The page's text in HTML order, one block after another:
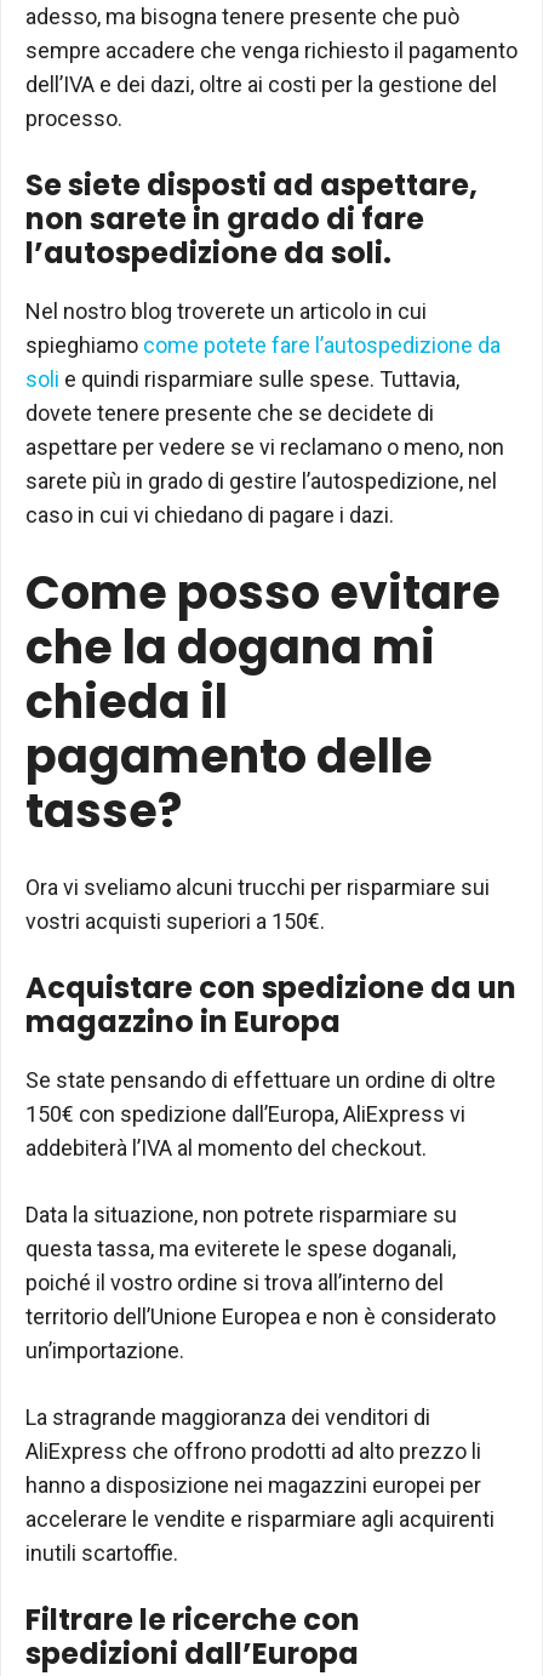
adesso, ma bisogna tenere presente che può
sempre accadere che venga richiesto il pagamento
dell’IVA e dei dazi, oltre ai costi per la gestione del
processo.
Se siete disposti ad aspettare,
non sarete in grado di fare
l’autospedizione da soli.
Nel nostro blog troverete un articolo in cui
spieghiamo come potete fare l’autospedizione da
soli e quindi risparmiare sulle spese. Tuttavia,
dovete tenere presente che se decidete di
aspettare per vedere se vi reclamano o meno, non
sarete più in grado di gestire l’autospedizione, nel
caso in cui vi chiedano di pagare i dazi.
Come posso evitare
che la dogana mi
chieda il
pagamento delle
tasse?
Ora vi sveliamo alcuni trucchi per risparmiare sui
vostri acquisti superiori a 150€.
Acquistare con spedizione da un
magazzino in Europa
Se state pensando di effettuare un ordine di oltre
150€ con spedizione dall’Europa, AliExpress vi
addebiterà l’IVA al momento del checkout.
Data la situazione, non potrete risparmiare su
questa tassa, ma eviterete le spese doganali,
poiché il vostro ordine si trova all’interno del
territorio dell’Unione Europea e non è considerato
un’importazione.
La stragrande maggioranza dei venditori di
AliExpress che offrono prodotti ad alto prezzo li
hanno a disposizione nei magazzini europei per
accelerare le vendite e risparmiare agli acquirenti
inutili scartoffie.
Filtrare le ricerche con
spedizioni dall’Europa